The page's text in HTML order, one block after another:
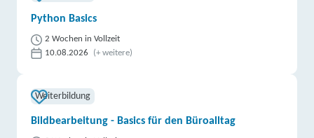
Python Basics
2 Wochen in Vollzeit
10.08.2026
(+ weitere)
Weiterbildung
Bildbearbeitung - Basics für den Büroalltag